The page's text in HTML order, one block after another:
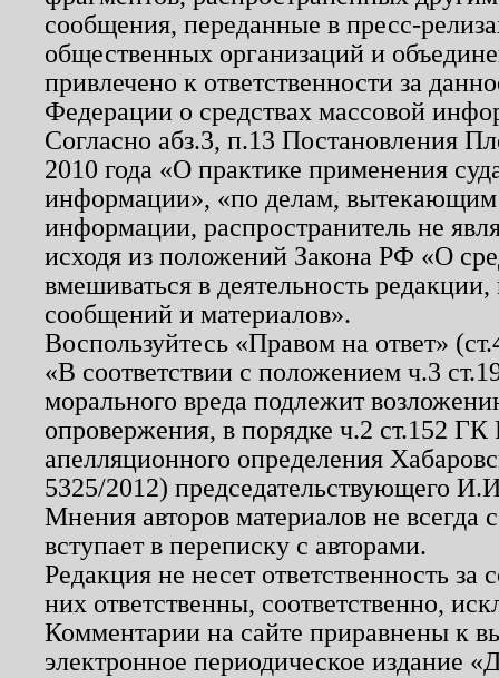
сообщения, переданные в пресс-
общественных организаций и
привлечено к ответственности за
Федерации о средствах массовой
Согласно абз.3, п.13 Постановления
2010 года «О практике применения
информации», «по делам, вытекающим
информации, распространитель не
исходя из положений Закона РФ «О
вмешиваться в деятельность
сообщений и материалов».
Воспользуйтесь «Правом на ответ»
«В соответствии с положением ч.3
морального вреда подлежит
опровержения, в порядке ч.2 ст.152
апелляционного определения
5325/2012) председательствующего
Мнения авторов материалов не
вступает в переписку с авторами.
Редакция не несет ответственность
них ответственны, соответственно,
Комментарии на сайте приравнены к
электронное периодическое издание